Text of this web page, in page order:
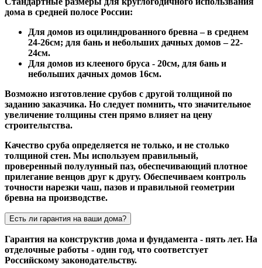
дома в средней полосе России:
Для домов из оцилиндрованного бревна – в среднем
24-26см; для бань и небольших дачных домов – 22-
24см.
Для домов из клееного бруса - 20см, для бань и
небольших дачных домов 16см.
Возможно изготовление срубов с другой толщиной по
заданию заказчика. Но следует помнить, что значительное
увеличение толщины стен прямо влияет на цену
строительтства.
Качество сруба определяется не только, и не столько
толщиной стен. Мы используем правильный,
проверенный полулунный паз, обеспечивающий плотное
прилегание венцов друг к другу. Обеспечиваем контроль
точности нарезки чаш, пазов и правильной геометрии
бревна на производстве.
Есть ли гарантия на ваши дома?
Гарантия на конструктив дома и фундамента - пять лет. На
отделочные работы - один год, что соответстует
Российскому законодательству.